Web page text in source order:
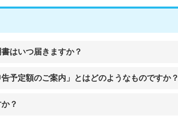
はいつ届きますか？
告予定額のご案内」とはどのようなものですか？
？